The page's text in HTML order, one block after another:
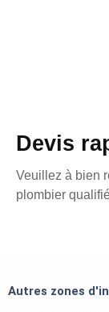
Devis
Veuillez à bien
plombier
Autres zones